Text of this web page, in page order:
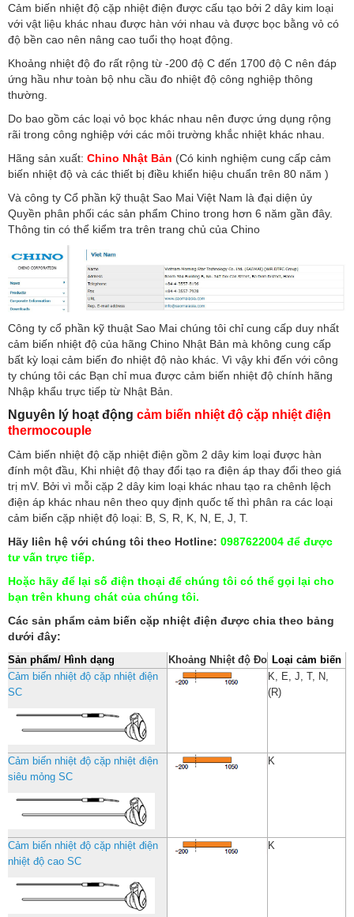
Cảm biến nhiệt độ cặp nhiệt điện được cấu tạo bởi 2 dây kim loại
với vật liệu khác nhau được hàn với nhau và được bọc bằng vỏ có
độ bền cao nên nâng cao tuổi thọ hoạt động.
Khoảng nhiệt độ đo rất rộng từ -200 độ C đến 1700 độ C nên đáp
ứng hầu như toàn bộ nhu cầu đo nhiệt độ công nghiệp thông
thường.
Do bao gồm các loại vỏ bọc khác nhau nên được ứng dụng rộng
rãi trong công nghiệp với các môi trường khắc nhiệt khác nhau.
Hãng sản xuất: Chino Nhật Bản (Có kinh nghiệm cung cấp cảm
biến nhiệt độ và các thiết bị điều khiển hiệu chuẩn trên 80 năm )
Và công ty Cổ phần kỹ thuật Sao Mai Việt Nam là đại diện ủy
Quyền phân phối các sản phẩm Chino trong hơn 6 năm gần đây.
Thông tin có thể kiểm tra trên trang chủ của Chino
Công ty cổ phần kỹ thuật Sao Mai chúng tôi chỉ cung cấp duy nhất
cảm biến nhiệt độ của hãng Chino Nhật Bản mà không cung cấp
bất kỳ loại cảm biến đo nhiệt độ nào khác. Vì vậy khi đến với công
ty chúng tôi các Bạn chỉ mua được cảm biến nhiệt độ chính hãng
Nhập khẩu trực tiếp từ Nhật Bản.
Nguyên lý hoạt động cảm biến nhiệt độ cặp nhiệt điện
thermocouple
Cảm biến nhiệt độ cặp nhiệt điện gồm 2 dây kim loại được hàn
đính một đầu, Khi nhiệt độ thay đổi tạo ra điện áp thay đổi theo giá
trị mV. Bởi vì mỗi cặp 2 dây kim loại khác nhau tạo ra chênh lệch
điện áp khác nhau nên theo quy định quốc tế thì phân ra các loại
cảm biến cặp nhiệt độ loại: B, S, R, K, N, E, J, T.
Hãy liên hệ với chúng tôi theo Hotline: 0987622004 để được
tư vấn trực tiếp.
Hoặc hãy để lại số điện thoại để chúng tôi có thể gọi lại cho
bạn trên khung chát của chúng tôi.
Các sản phẩm cảm biến cặp nhiệt điện được chia theo bảng
dưới đây:
Sản phẩm/ Hình dạng Khoảng Nhiệt độ Đo
Loại cảm biến
Cảm biến nhiệt độ cặp nhiệt điện
SC
K, E, J, T, N,
(R)
Cảm biến nhiệt độ cặp nhiệt điện
siêu mỏng SC
K
Cảm biến nhiệt độ cặp nhiệt điện
nhiệt độ cao SC
K